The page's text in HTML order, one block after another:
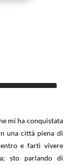
mi ha conquistata
una città piena di
e farti vivere
sto parlando di